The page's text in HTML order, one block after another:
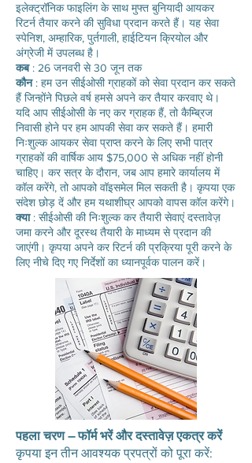
इलेक्ट्रॉनिक फाइलिंग के साथ मुफ्त बुनियादी आयकर
रिटर्न तैयार करने की सुविधा प्रदान करते हैं। यह सेवा
स्पेनिश, अम्हारिक, पुर्तगाली, हाईटियन क्रियोल और
अंग्रेजी में उपलब्ध है।
कब: 26 जनवरी से 30 जून तक
कौन: हम उन सीईओसी ग्राहकों को सेवा प्रदान कर सकते
हैं जिन्होंने पिछले वर्ष हमसे अपने कर तैयार करवाए थे।
यदि आप सीईओसी के नए कर ग्राहक हैं, तो कैम्ब्रिज
निवासी होने पर हम आपकी सेवा कर सकते हैं। हमारी
निःशुल्क आयकर सेवा प्राप्त करने के लिए सभी पात्र
ग्राहकों की वार्षिक आय $75,000 से अधिक नहीं होनी
चाहिए। कर सत्र के दौरान, जब आप हमारे कार्यालय में
कॉल करेंगे, तो आपको वॉइसमेल मिल सकती है। कृपया एक
संदेश छोड़ दें और हम यथाशीघ्र आपको वापस कॉल करेंगे।
क्या: सीईओसी की निःशुल्क कर तैयारी सेवाएं दस्तावेज़
जमा करने और दूरस्थ तैयारी के माध्यम से प्रदान की
जाएंगी। कृपया अपने कर रिटर्न की प्रक्रिया पूरी करने के
लिए नीचे दिए गए निर्देशों का ध्यानपूर्वक पालन करें।
पहला चरण – फॉर्म भरें और दस्तावेज़ एकत्र करें
कृपया इन तीन आवश्यक प्रपत्रों को पूरा करें: